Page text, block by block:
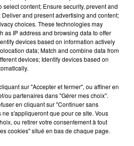
select content; Ensure security, prevent and
and present advertising and content;
choices. These technologies may
as IP address and browsing data to offer
devices based on information actively
data; Match and combine data from
devices; Identify devices based on
sur "Accepter et fermer", ou affiner en
ou partenaires dans "Gérer mes choix".
en cliquant sur "Continuer sans
ne s'appliqueront que pour ce site. Vous
ou retirer votre consentement à tout
cookies" situé en bas de chaque page.